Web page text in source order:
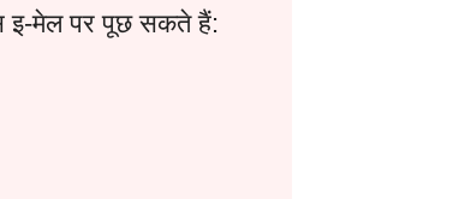
इ-मेल पर पूछ सकते हैं: